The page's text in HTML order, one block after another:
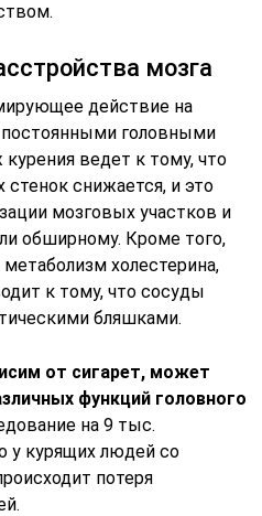
мозга
действие на
постоянными головными
ведет к тому, что
стенок снижается, и это
мозговых участков и
обширному. Кроме того,
холестерина,
к тому, что сосуды
бляшками.
от сигарет, может
функций головного
на 9 тыс.
у курящих людей со
потеря